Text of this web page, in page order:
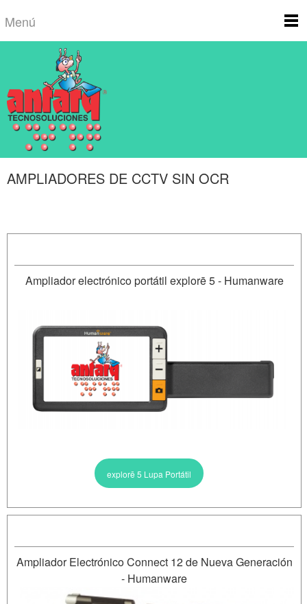
Menú
AMPLIADORES DE CCTV SIN OCR
Ampliador electrónico portátil explorē 5 - Humanware
explorē 5 Lupa Portátil
Ampliador Electrónico Connect 12 de Nueva Generación
- Humanware